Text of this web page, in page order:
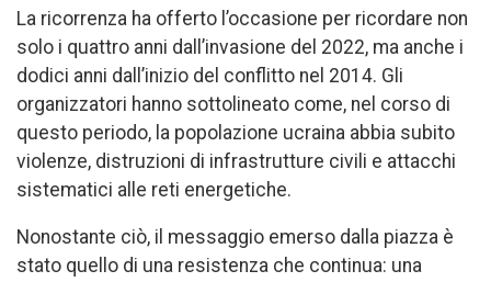
La ricorrenza ha offerto l’occasione per ricordare non
solo i quattro anni dall’invasione del 2022, ma anche i
dodici anni dall’inizio del conflitto nel 2014. Gli
organizzatori hanno sottolineato come, nel corso di
questo periodo, la popolazione ucraina abbia subito
violenze, distruzioni di infrastrutture civili e attacchi
sistematici alle reti energetiche.
Nonostante ciò, il messaggio emerso dalla piazza è
stato quello di una resistenza che continua: una